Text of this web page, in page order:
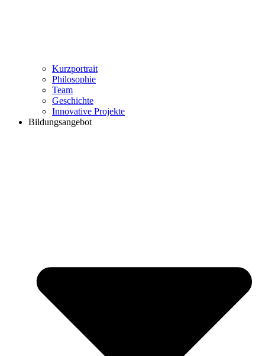
Kurzportrait
Philosophie
Team
Geschichte
Innovative Projekte
Bildungsangebot